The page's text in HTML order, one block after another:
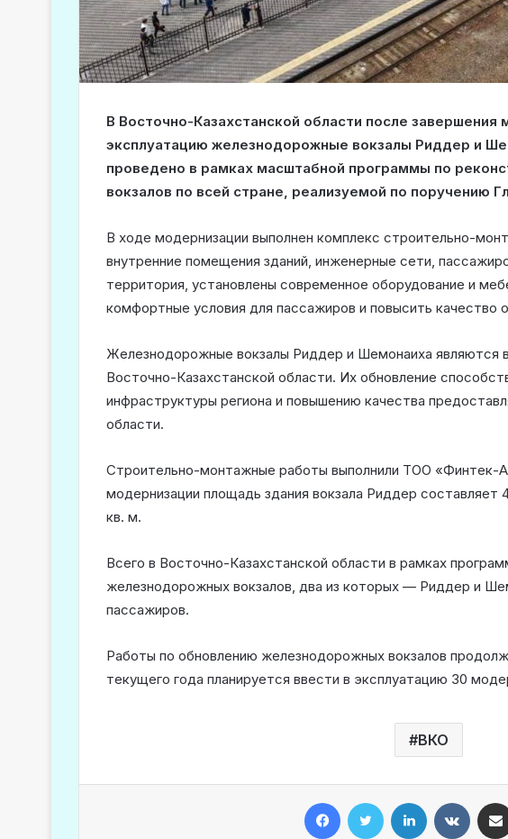
В Восточно-Казахстанской области после
эксплуатацию железнодорожные вокзалы Риддер и
проведено в рамках масштабной программы по
вокзалов по всей стране, реализуемой по поручению
В ходе модернизации выполнен комплекс строительно-
внутренние помещения зданий, инженерные сети,
территория, установлены современное оборудование и
комфортные условия для пассажиров и повысить качество
Железнодорожные вокзалы Риддер и Шемонаиха являются
Восточно-Казахстанской области. Их обновление
инфраструктуры региона и повышению качества
области.
Строительно-монтажные работы выполнили ТОО «Финтек-
модернизации площадь здания вокзала Риддер составляет
кв. м.
Всего в Восточно-Казахстанской области в рамках
железнодорожных вокзалов, два из которых — Риддер и
пассажиров.
Работы по обновлению железнодорожных вокзалов
текущего года планируется ввести в эксплуатацию 30
ВКО